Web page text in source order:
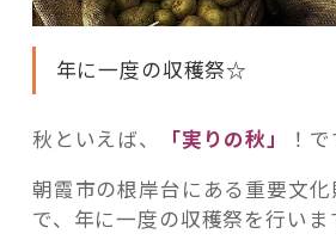
年に一度の収穫祭☆
秋といえば、 「実りの秋」
！
朝霞市の根岸台にある重要文化
で、年に一度の収穫祭を行いま